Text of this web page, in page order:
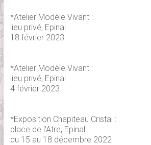
*Atelier Modèle Vivant :
lieu privé, Epinal
18 février 2023
*Atelier Modèle Vivant :
lieu privé, Epinal
4 février 2023
*Exposition Chapiteau Cristal :
place de l'Atre, Epinal
du 15 au 18 décembre 2022